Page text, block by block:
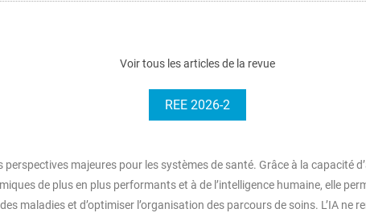
Voir tous les articles de la revue
REE 2026-2
perspectives majeures pour les systèmes de santé. Grâce à la capacité
de plus en plus performants et à de l’intelligence humaine, elle
maladies et d’optimiser l’organisation des parcours de soins. L’IA ne